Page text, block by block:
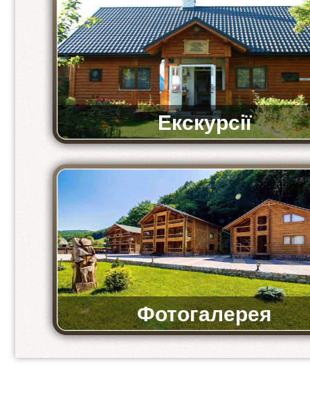
Екскурсії
Ми пропонуємо відвідати музеї та історичні
Фотогалерея
Фото бази та ресторану